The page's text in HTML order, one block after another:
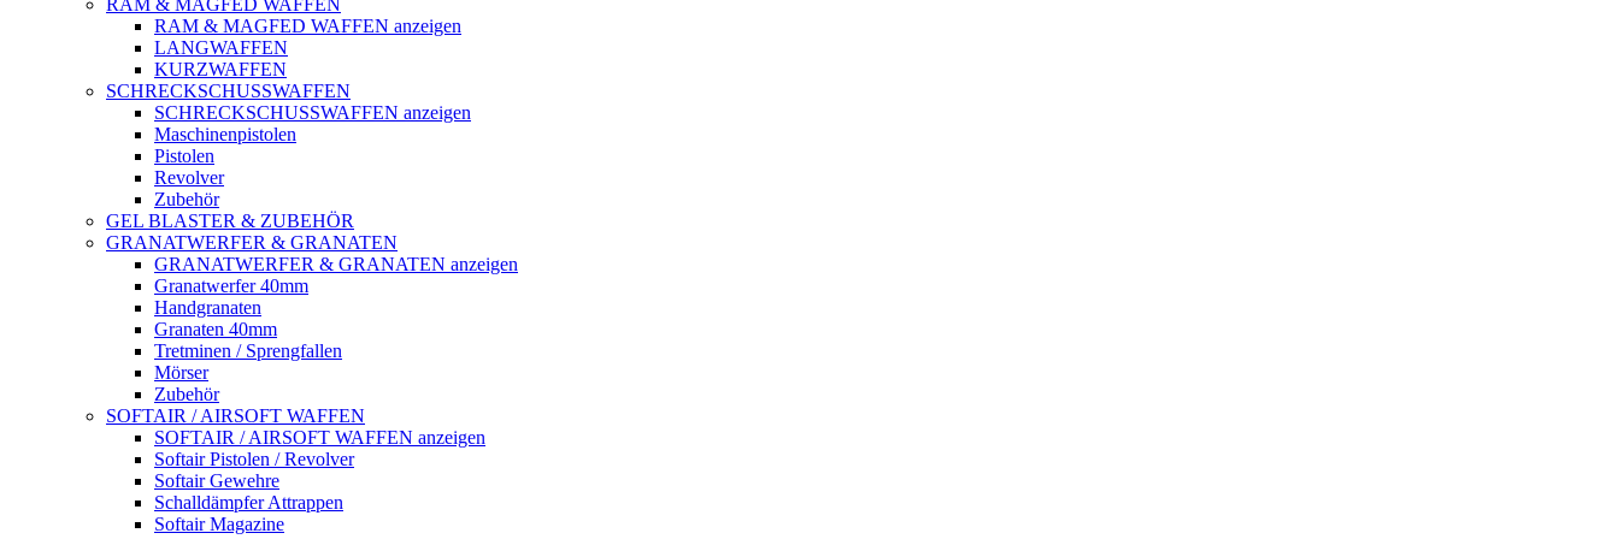
RAM & MAGFED WAFFEN
RAM & MAGFED WAFFEN anzeigen
LANGWAFFEN
KURZWAFFEN
SCHRECKSCHUSSWAFFEN
SCHRECKSCHUSSWAFFEN anzeigen
Maschinenpistolen
Pistolen
Revolver
Zubehör
GEL BLASTER & ZUBEHÖR
GRANATWERFER & GRANATEN
GRANATWERFER & GRANATEN anzeigen
Granatwerfer 40mm
Handgranaten
Granaten 40mm
Tretminen / Sprengfallen
Mörser
Zubehör
SOFTAIR / AIRSOFT WAFFEN
SOFTAIR / AIRSOFT WAFFEN anzeigen
Softair Pistolen / Revolver
Softair Gewehre
Schalldämpfer Attrappen
Softair Magazine